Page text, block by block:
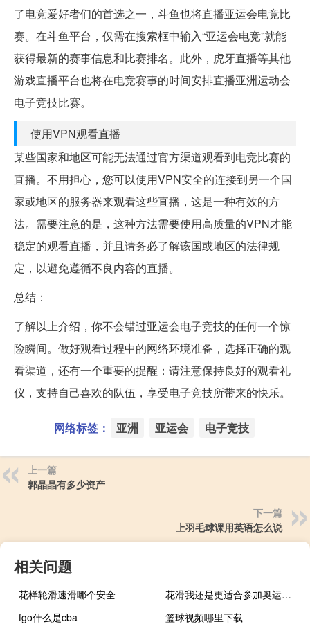
了电竞爱好者们的首选之一，斗鱼也将直播亚运会电竞比
赛。在斗鱼平台，仅需在搜索框中输入“亚运会电竞”就能
获得最新的赛事信息和比赛排名。此外，虎牙直播等其他
游戏直播平台也将在电竞赛事的时间安排直播亚洲运动会
电子竞技比赛。
使用VPN观看直播
某些国家和地区可能无法通过官方渠道观看到电竞比赛的
直播。不用担心，您可以使用VPN安全的连接到另一个国
家或地区的服务器来观看这些直播，这是一种有效的方
法。需要注意的是，这种方法需要使用高质量的VPN才能
稳定的观看直播，并且请务必了解该国或地区的法律规
定，以避免遵循不良内容的直播。
总结：
了解以上介绍，你不会错过亚运会电子竞技的任何一个惊
险瞬间。做好观看过程中的网络环境准备，选择正确的观
看渠道，还有一个重要的提醒：请注意保持良好的观看礼
仪，支持自己喜欢的队伍，享受电子竞技所带来的快乐。
网络标签： 亚洲 亚运会 电子竞技
上一篇
郭晶晶有多少资产
下一篇
上羽毛球课用英语怎么说
相关问题
花样轮滑速滑哪个安全
花滑我还是更适合参加奥运全文免费阅读
fgo什么是cba
篮球视频哪里下载